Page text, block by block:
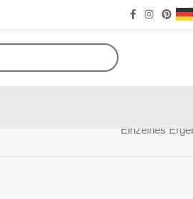
Einzelnes